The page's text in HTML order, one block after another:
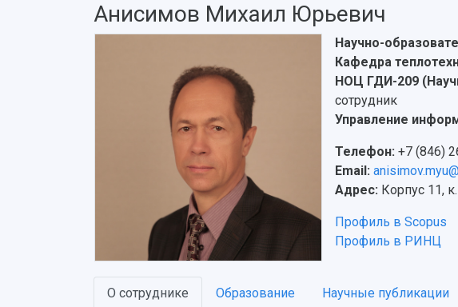
Анисимов Михаил Юрьевич
Научно-
Кафедра
НОЦ ГДИ-209
сотрудник
Управление
Телефон: +7 (846)
Email:
Адрес: Корпус 11,
Профиль в Scopus
Профиль в РИНЦ
О сотруднике Образование Научные публикации